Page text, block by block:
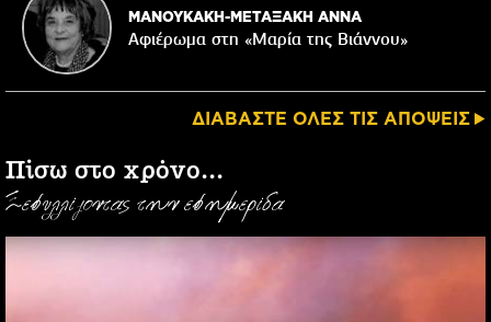
ΜΑΝΟΥΚΑΚΗ-ΜΕΤΑΞΑΚΗ ΑΝΝΑ
Αφιέρωμα στη «Μαρία της Βιάννου»
ΔΙΑΒΑΣΤΕ ΟΛΕΣ ΤΙΣ ΑΠΟΨΕΙΣ
Πίσω στο χρόνο...
Ξεφυλλίζοντας την εφημερίδα